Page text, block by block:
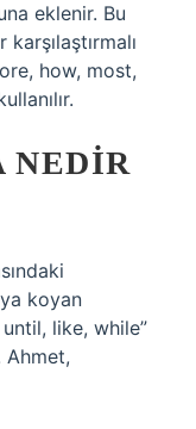
eklenir. Bu
how, most,
NEDIR
koyan
like, while”
Ahmet,